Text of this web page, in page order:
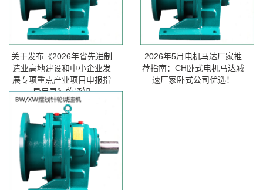
关于发布《2026年省先进制
造业高地建设和中小企业发
展专项重点产业项目申报指
导目录》的通知
2026年5月电机马达厂家推
荐指南：CH卧式电机马达减
速厂家卧式公司优选！